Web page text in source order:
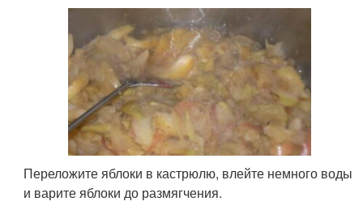
Переложите яблоки в кастрюлю, влейте немного воды
и варите яблоки до размягчения.